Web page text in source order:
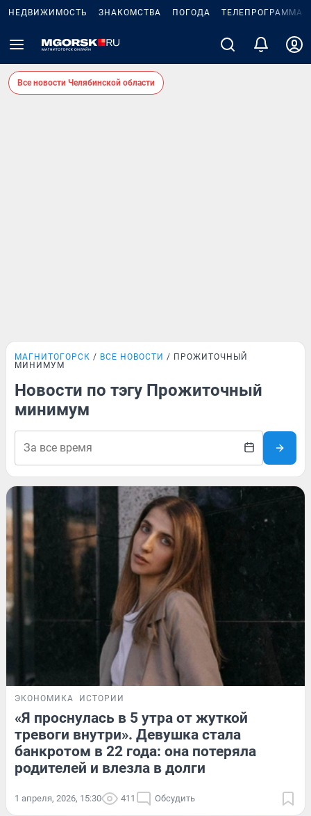
НЕДВИЖИМОСТЬ ЗНАКОМСТВА ПОГОДА ТЕЛЕПРОГРАММА
Все новости Челябинской области
МАГНИТОГОРСК ВСЕ НОВОСТИ
ПРОЖИТОЧНЫЙ
МИНИМУМ
Новости по тэгу Прожиточный
минимум
ЭКОНОМИКА ИСТОРИИ
«Я проснулась в 5 утра от жуткой
тревоги внутри». Девушка стала
банкротом в 22 года: она потеряла
родителей и влезла в долги
1 апреля, 2026, 15:30 411 Обсудить